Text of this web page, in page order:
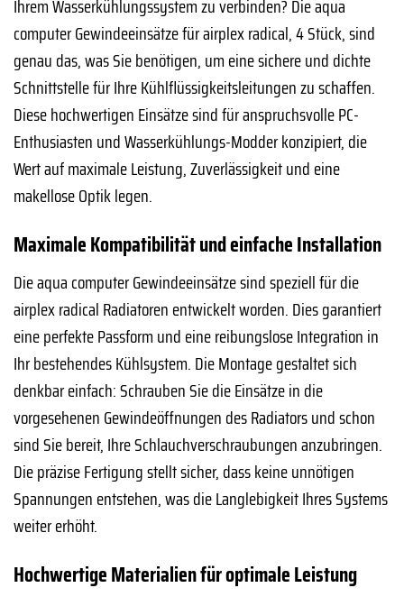
Ihrem Wasserkühlungssystem zu verbinden? Die aqua
computer Gewindeeinsätze für airplex radical, 4 Stück, sind
genau das, was Sie benötigen, um eine sichere und dichte
Schnittstelle für Ihre Kühlflüssigkeitsleitungen zu schaffen.
Diese hochwertigen Einsätze sind für anspruchsvolle PC-
Enthusiasten und Wasserkühlungs-Modder konzipiert, die
Wert auf maximale Leistung, Zuverlässigkeit und eine
makellose Optik legen.
Maximale Kompatibilität und einfache Installation
Die aqua computer Gewindeeinsätze sind speziell für die
airplex radical Radiatoren entwickelt worden. Dies garantiert
eine perfekte Passform und eine reibungslose Integration in
Ihr bestehendes Kühlsystem. Die Montage gestaltet sich
denkbar einfach: Schrauben Sie die Einsätze in die
vorgesehenen Gewindeöffnungen des Radiators und schon
sind Sie bereit, Ihre Schlauchverschraubungen anzubringen.
Die präzise Fertigung stellt sicher, dass keine unnötigen
Spannungen entstehen, was die Langlebigkeit Ihres Systems
weiter erhöht.
Hochwertige Materialien für optimale Leistung